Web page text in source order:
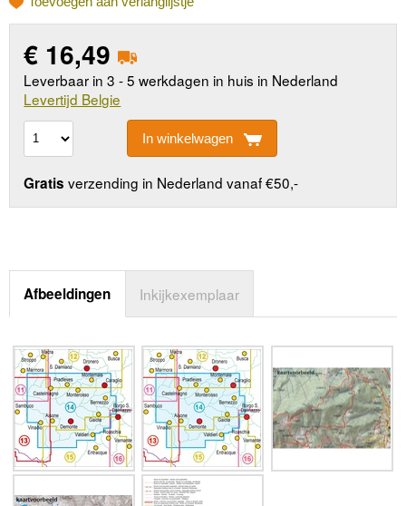
€ 16,49
Leverbaar in 3 - 5 werkdagen in huis in Nederland
Levertijd Belgie
In winkelwagen
Gratis verzending in Nederland vanaf €50,-
Afbeeldingen Inkijkexemplaar